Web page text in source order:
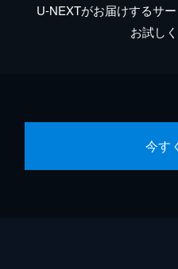
U-NEXTがお届けするサ
お試しく
今す